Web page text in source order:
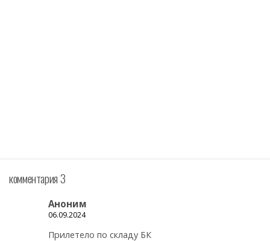
комментария 3
Аноним
06.09.2024
Прилетело по складу БК